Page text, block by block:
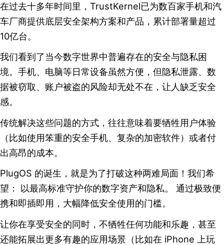
在过去十多年时间里，TrustKernel已为数百家手机和汽
车厂商提供底层安全架构方案和产品，累计部署量超过
10亿台。
我们看到了当今数字世界中普遍存在的安全与隐私困
境。手机、电脑等日常设备虽然方便，但隐私泄露、数
据被窃取、账户被盗的风险却无处不在，让人缺乏安全
感。
传统解决这些问题的方式，往往意味着要牺牲用户体验
（比如使用笨重的安全手机、复杂的加密软件）或者付
出高昂的成本。
PlugOS 的诞生，就是为了打破这种两难局面！我们希
望： 以最高标准守护你的数字资产和隐私。 通过极致便
携和即插即用，大幅降低安全使用的门槛。
让你在享受安全的同时，不牺牲任何功能和乐趣，甚至
还能拓展出更多有趣的应用场景（比如在 iPhone 上玩